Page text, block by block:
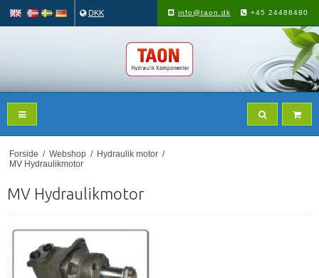
DKK info@taon.dk +45 24488480
Forside / Webshop / Hydraulik motor /
MV Hydraulikmotor
MV Hydraulikmotor